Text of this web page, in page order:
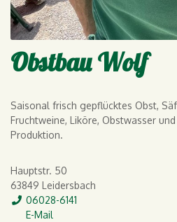
Obstbau Wolf
Saisonal frisch gepflücktes Obst,
Fruchtweine, Liköre, Obstwasser
Produktion.
Hauptstr. 50
63849 Leidersbach
Tel.
06028-6141
E-Mail
E-Mail